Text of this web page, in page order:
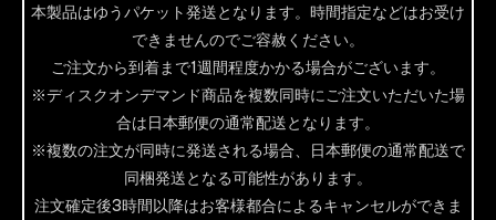
本製品はゆうパケット発送となります。時間指定などはお受け
できませんのでご容赦ください。
ご注文から到着まで1週間程度かかる場合がございます。
※ディスクオンデマンド商品を複数同時にご注文いただいた場
合は日本郵便の通常配送となります。
※複数の注文が同時に発送される場合、日本郵便の通常配送で
同梱発送となる可能性があります。
注文確定後3時間以降はお客様都合によるキャンセルができま